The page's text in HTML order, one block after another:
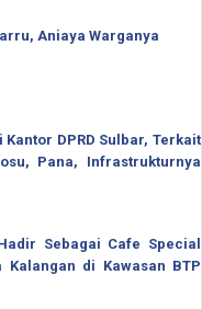
Aniaya Warganya
DPRD Sulbar, Terkait
Pana, Infrastrukturnya
Sebagai Cafe Special
di Kawasan BTP